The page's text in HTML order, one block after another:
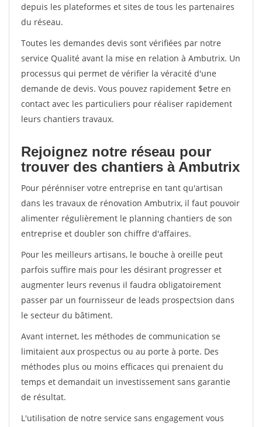
depuis les plateformes et sites de tous les partenaires
du réseau.
Toutes les demandes devis sont vérifiées par notre
service Qualité avant la mise en relation à Ambutrix. Un
processus qui permet de vérifier la véracité d'une
demande de devis. Vous pouvez rapidement $etre en
contact avec les particuliers pour réaliser rapidement
leurs chantiers travaux.
Rejoignez notre réseau pour
trouver des chantiers à Ambutrix
Pour pérénniser votre entreprise en tant qu'artisan
dans les travaux de rénovation Ambutrix, il faut pouvoir
alimenter régulièrement le planning chantiers de son
entreprise et doubler son chiffre d'affaires.
Pour les meilleurs artisans, le bouche à oreille peut
parfois suffire mais pour les désirant progresser et
augmenter leurs revenus il faudra obligatoirement
passer par un fournisseur de leads prospectsion dans
le secteur du bâtiment.
Avant internet, les méthodes de communication se
limitaient aux prospectus ou au porte à porte. Des
méthodes plus ou moins efficaces qui prenaient du
temps et demandait un investissement sans garantie
de résultat.
L'utilisation de notre service sans engagement vous